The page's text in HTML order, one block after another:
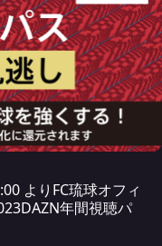
よりFC琉球オフィ
年間視聴パ